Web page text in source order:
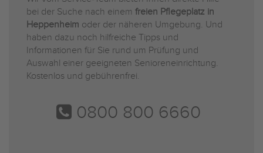
bei der Suche nach einem freien Pflegeplatz in
Heppenheim oder der näheren Umgebung. Und
haben dazu noch hilfreiche Tipps und
Informationen für Sie rund um Prüfung und
Auswahl einer geeigneten Senioreneinrichtung.
Kostenlos und gebührenfrei.
0800 800 6660